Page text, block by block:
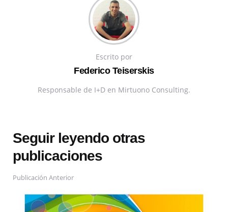
Escrito por
Federico Teiserskis
Responsable de I+D en Mirtuono Consulting.
Seguir leyendo otras
publicaciones
Publicación Anterior